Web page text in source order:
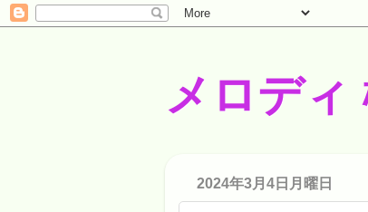
メロディ
2024年3月4日月曜日